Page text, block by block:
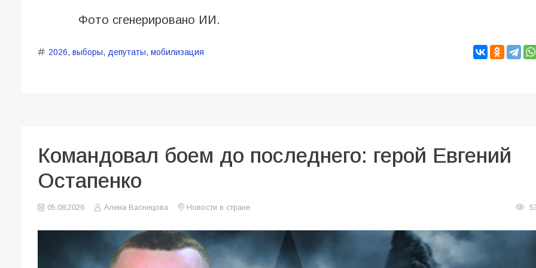
Фото сгенерировано ИИ.
2026, выборы, депутаты, мобилизация
Командовал боем до последнего: герой Евгений
Остапенко
05.08.2026 Алена Васнецова Новости в стране